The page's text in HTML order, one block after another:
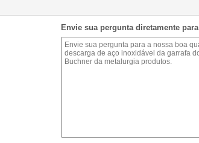
Envie sua pergunta diretamente